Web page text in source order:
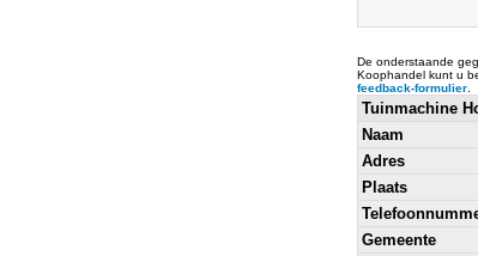
De onderstaande
Koophandel kunt u
feedback-formulier.
Tuinmachine
Naam
Adres
Plaats
Gemeente